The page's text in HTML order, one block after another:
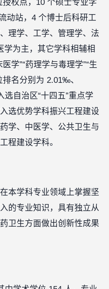
权点，10 个硕士专业学
动站，4 个博士后科研工
理学、工学、管理学、法
学为主，其它学科相辅相
学”“药理学与毒理学”“生
名分别为 2.01‰、
自治区“十四五”重点学
选优势学科振兴工程建设
学、中医学、公共卫生与
程建设学科。
本学科专业领域上掌握坚
的专业知识，具有独立从
卫生方面做出创新性成果